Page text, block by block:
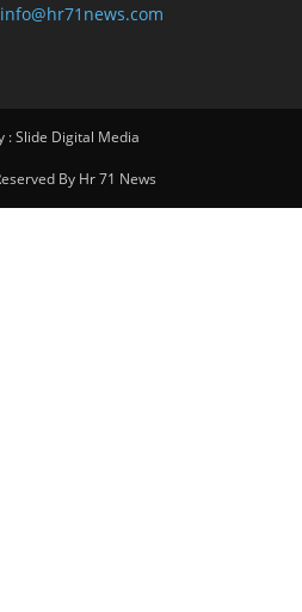
info@hr71news.com
: Slide Digital Media
By Hr 71 News